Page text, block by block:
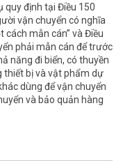
quy định tại Điều 150
vận chuyển có nghĩa
mẫn cán” và Điều
phải mẫn cán để trước
năng đi biển, có thuyền
thiết bị và vật phẩm dự
dùng để vận chuyển
và bảo quản hàng